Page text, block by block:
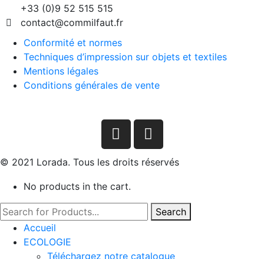
+33 (0)9 52 515 515
contact@commilfaut.fr
Conformité et normes
Techniques d’impression sur objets et textiles
Mentions légales
Conditions générales de vente
© 2021 Lorada. Tous les droits réservés
No products in the cart.
Search
Accueil
ECOLOGIE
Téléchargez notre catalogue